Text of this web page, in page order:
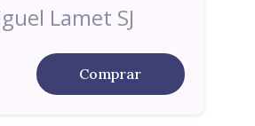
Lamet SJ
Comprar